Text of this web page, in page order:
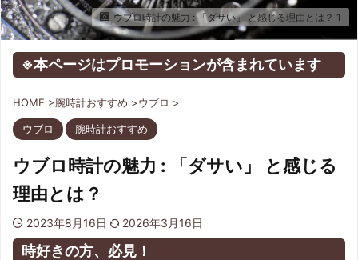
ウブロ時計の魅力 : 「ダサい」 と感じる理由とは？ 1
※本ページはプロモーションが含まれています
HOME >腕時計おすすめ >ウブロ >
ウブロ 腕時計おすすめ
ウブロ時計の魅力 : 「ダサい」 と感じる
理由とは？
2023年8月16日 2026年3月16日
時好きの方、必見！